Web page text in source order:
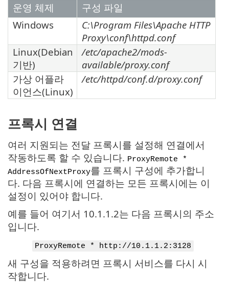
운영 체제
구성 파일
Windows
C:\Program Files\Apache HTTP
Proxy\conf\httpd.conf
Linux(Debian
기반)
/etc/apache2/mods-
available/proxy.conf
가상 어플라
이언스(Linux)
/etc/httpd/conf.d/proxy.conf
프록시 연결
여러 지원되는 전달 프록시를 설정해 연결에서
작동하도록 할 수 있습니다. ProxyRemote *
AddressOfNextProxy를 프록시 구성에 추가합니
다. 다음 프록시에 연결하는 모든 프록시에는 이
설정이 있어야 합니다.
예를 들어 여기서 10.1.1.2는 다음 프록시의 주소
입니다.
ProxyRemote * http://10.1.1.2:3128
새 구성을 적용하려면 프록시 서비스를 다시 시
작합니다.